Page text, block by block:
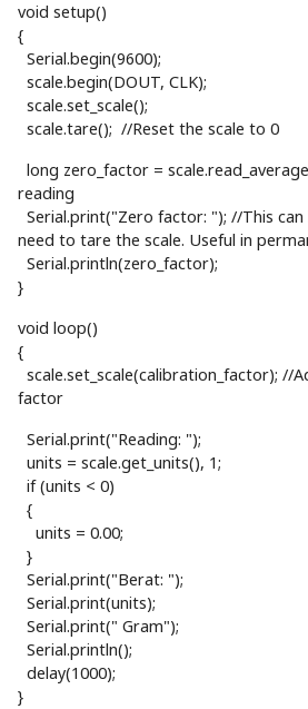
void setup()
{
Serial.begin(9600);
scale.begin(DOUT, CLK);
scale.set_scale();
scale.tare(); //Reset the scale to 0
long zero_factor =
reading
Serial.print("Zero factor: "); //This
need to tare the scale. Useful in
Serial.println(zero_factor);
}
void loop()
{
scale.set_scale(calibration_factor); //
factor
Serial.print("Reading: ");
units = scale.get_units(), 1;
if (units < 0)
{
units = 0.00;
}
Serial.print("Berat: ");
Serial.print(units);
Serial.print(" Gram");
Serial.println();
delay(1000);
}